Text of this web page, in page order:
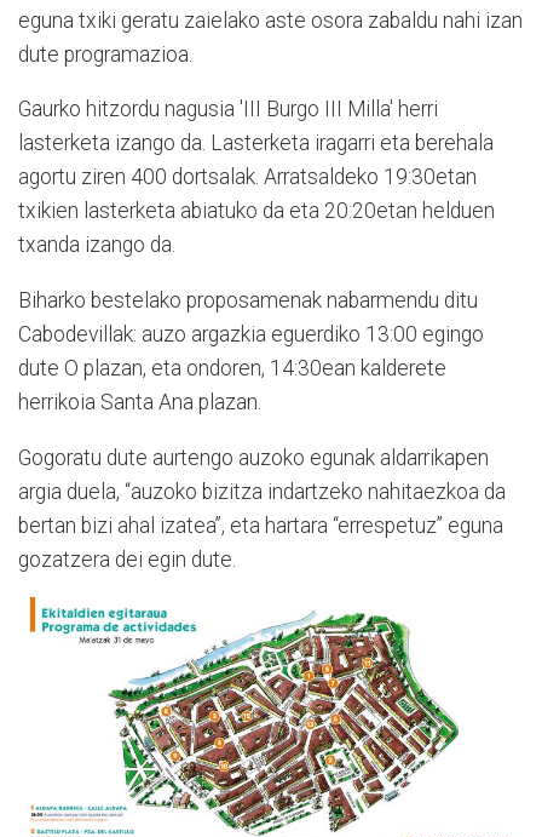
eguna txiki geratu zaielako aste osora zabaldu nahi izan
dute programazioa.
Gaurko hitzordu nagusia 'III Burgo III Milla' herri
lasterketa izango da. Lasterketa iragarri eta berehala
agortu ziren 400 dortsalak. Arratsaldeko 19:30etan
txikien lasterketa abiatuko da eta 20:20etan helduen
txanda izango da.
Biharko bestelako proposamenak nabarmendu ditu
Cabodevillak: auzo argazkia eguerdiko 13:00 egingo
dute O plazan, eta ondoren, 14:30ean kalderete
herrikoia Santa Ana plazan.
Gogoratu dute aurtengo auzoko egunak aldarrikapen
argia duela, “auzoko bizitza indartzeko nahitaezkoa da
bertan bizi ahal izatea”, eta hartara “errespetuz” eguna
gozatzera dei egin dute.